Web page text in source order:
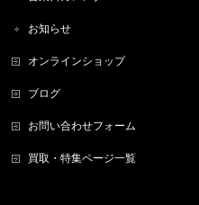
お知らせ
オンラインショップ
ブログ
お問い合わせフォーム
買取・特集ページ一覧